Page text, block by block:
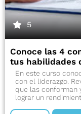
5
Conoce las 4
tus habilidades
En este curso
con el liderazgo.
que las conforman
lograr un